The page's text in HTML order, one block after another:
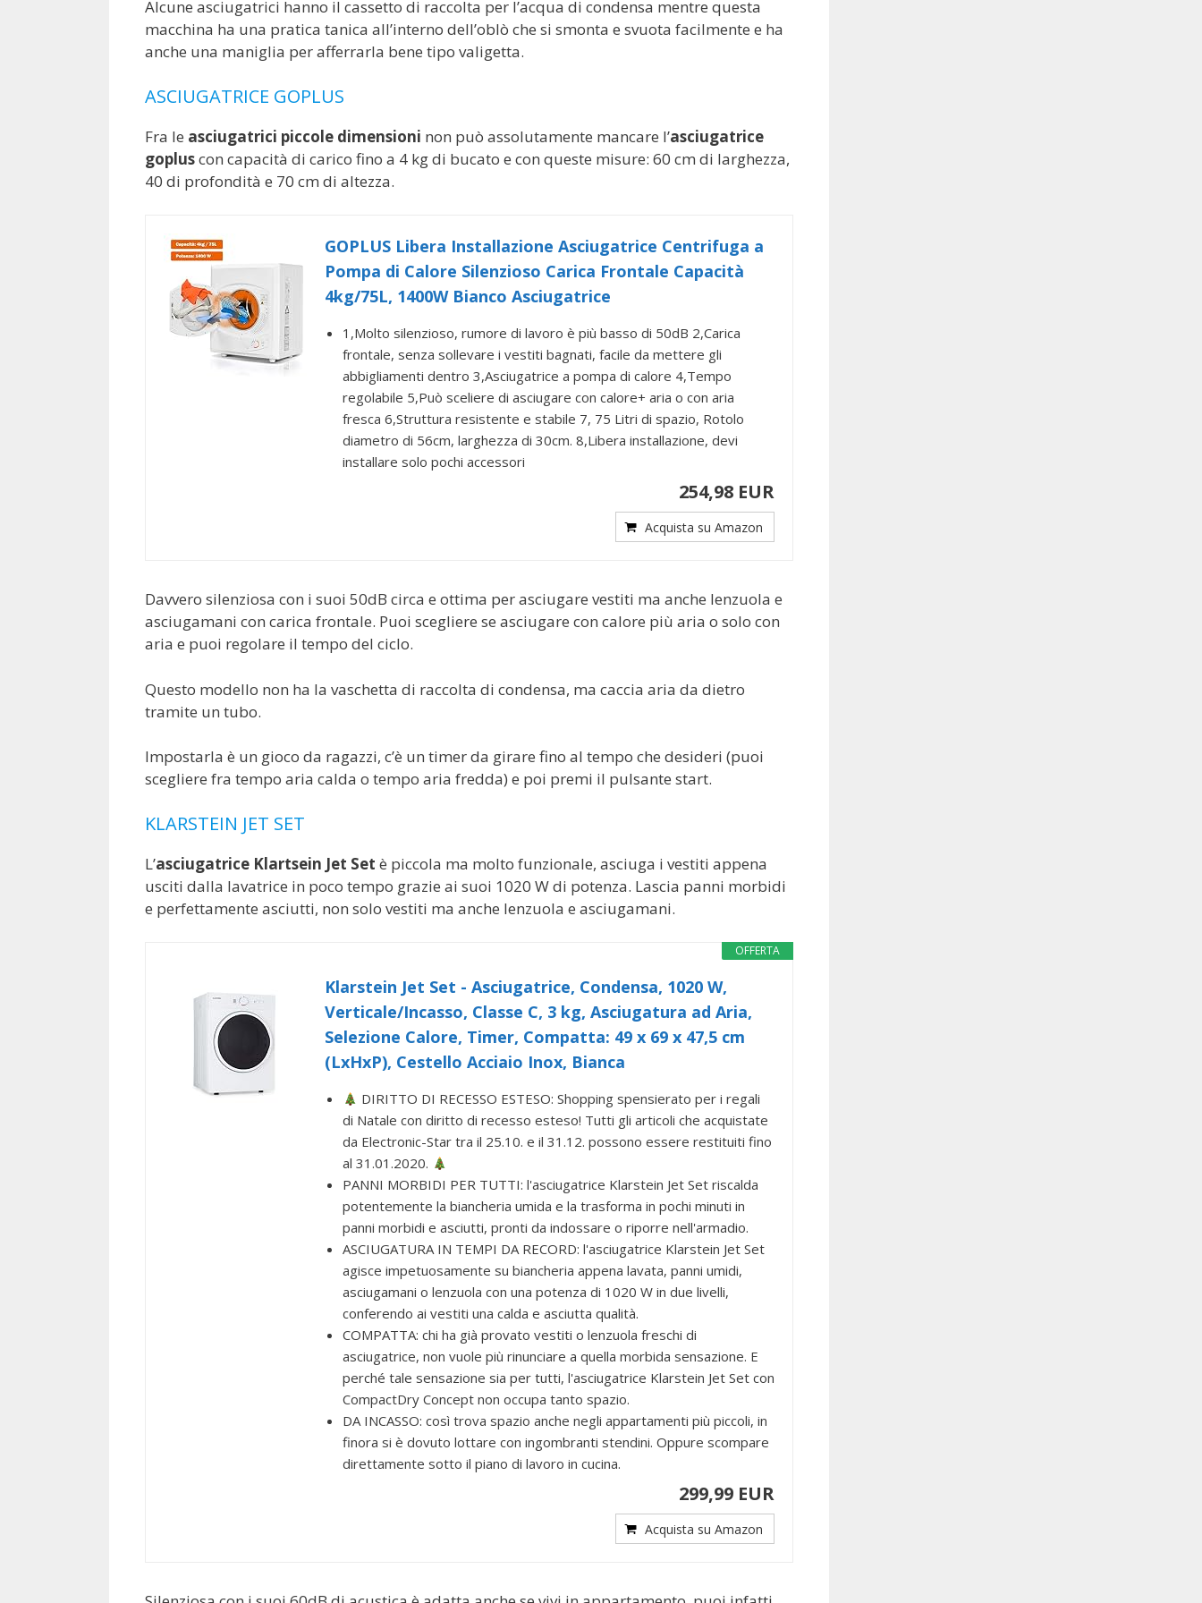
Alcune asciugatrici hanno il cassetto di raccolta per l’acqua di condensa mentre questa
macchina ha una pratica tanica all’interno dell’oblò che si smonta e svuota facilmente e ha
anche una maniglia per afferrarla bene tipo valigetta.
ASCIUGATRICE GOPLUS
Fra le asciugatrici piccole dimensioni non può assolutamente mancare l’asciugatrice
gopluscon capacità di carico fino a 4 kg di bucato e con queste misure: 60 cm di larghezza,
40 di profondità e 70 cm di altezza.
GOPLUS Libera Installazione Asciugatrice Centrifuga a
Pompa di Calore Silenzioso Carica Frontale Capacità
4kg/75L, 1400W Bianco Asciugatrice
1,Molto silenzioso, rumore di lavoro è più basso di 50dB 2,Carica
frontale, senza sollevare i vestiti bagnati, facile da mettere gli
abbigliamenti dentro 3,Asciugatrice a pompa di calore 4,Tempo
regolabile 5,Può sceliere di asciugare con calore+ aria o con aria
fresca 6,Struttura resistente e stabile 7, 75 Litri di spazio, Rotolo
diametro di 56cm, larghezza di 30cm. 8,Libera installazione, devi
installare solo pochi accessori
254,98 EUR
Acquista su Amazon
Davvero silenziosa con i suoi 50dB circa e ottima per asciugare vestiti ma anche lenzuola e
asciugamani con carica frontale. Puoi scegliere se asciugare con calore più aria o solo con
aria e puoi regolare il tempo del ciclo.
Questo modello non ha la vaschetta di raccolta di condensa, ma caccia aria da dietro
tramite un tubo.
Impostarla è un gioco da ragazzi, c’è un timer da girare fino al tempo che desideri (puoi
scegliere fra tempo aria calda o tempo aria fredda) e poi premi il pulsante start.
KLARSTEIN JET SET
L’asciugatrice Klartsein Jet Set è piccola ma molto funzionale, asciuga i vestiti appena
usciti dalla lavatrice in poco tempo grazie ai suoi 1020 W di potenza. Lascia panni morbidi
e perfettamente asciutti, non solo vestiti ma anche lenzuola e asciugamani.
OFFERTA
Klarstein Jet Set - Asciugatrice, Condensa, 1020 W,
Verticale/Incasso, Classe C, 3 kg, Asciugatura ad Aria,
Selezione Calore, Timer, Compatta: 49 x 69 x 47,5 cm
(LxHxP), Cestello Acciaio Inox, Bianca
DIRITTO DI RECESSO ESTESO: Shopping spensierato per i regali
di Natale con diritto di recesso esteso! Tutti gli articoli che acquistate
da Electronic-Star tra il 25.10. e il 31.12. possono essere restituiti fino
al 31.01.2020.
PANNI MORBIDI PER TUTTI: l'asciugatrice Klarstein Jet Set riscalda
potentemente la biancheria umida e la trasforma in pochi minuti in
panni morbidi e asciutti, pronti da indossare o riporre nell'armadio.
ASCIUGATURA IN TEMPI DA RECORD: l'asciugatrice Klarstein Jet Set
agisce impetuosamente su biancheria appena lavata, panni umidi,
asciugamani o lenzuola con una potenza di 1020 W in due livelli,
conferendo ai vestiti una calda e asciutta qualità.
COMPATTA: chi ha già provato vestiti o lenzuola freschi di
asciugatrice, non vuole più rinunciare a quella morbida sensazione. E
perché tale sensazione sia per tutti, l'asciugatrice Klarstein Jet Set con
CompactDry Concept non occupa tanto spazio.
DA INCASSO: così trova spazio anche negli appartamenti più piccoli, in
finora si è dovuto lottare con ingombranti stendini. Oppure scompare
direttamente sotto il piano di lavoro in cucina.
299,99 EUR
Acquista su Amazon